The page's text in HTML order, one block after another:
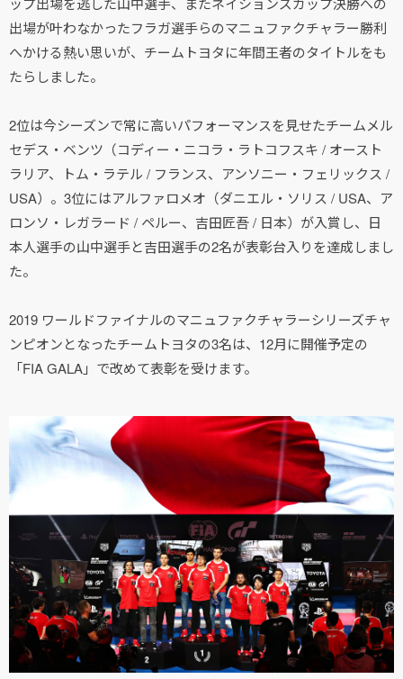
出場が叶わなかったフラガ選手らのマニュファクチャラー勝利
へかける熱い思いが、チームトヨタに年間王者のタイトルをも
たらしました。
2位は今シーズンで常に高いパフォーマンスを見せたチームメル
セデス・ベンツ（コディー・ニコラ・ラトコフスキ / オースト
ラリア、トム・ラテル / フランス、アンソニー・フェリックス /
USA）。3位にはアルファロメオ（ダニエル・ソリス / USA、ア
ロンソ・レガラード / ペルー、吉田匠吾 / 日本）が入賞し、日
本人選手の山中選手と吉田選手の2名が表彰台入りを達成しまし
た。
2019 ワールドファイナルのマニュファクチャラーシリーズチャ
ンピオンとなったチームトヨタの3名は、12月に開催予定の
「FIA GALA」で改めて表彰を受けます。